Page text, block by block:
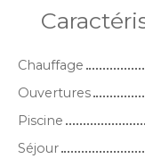
Chauffage
Ouvertures
Piscine
Séjour